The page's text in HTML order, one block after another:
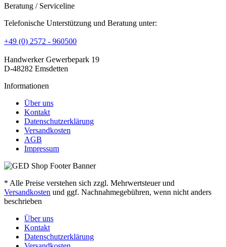
Beratung / Serviceline
Telefonische Unterstützung und Beratung unter:
+49 (0) 2572 - 960500
Handwerker Gewerbepark 19
D-48282 Emsdetten
Informationen
Über uns
Kontakt
Datenschutzerklärung
Versandkosten
AGB
Impressum
* Alle Preise verstehen sich zzgl. Mehrwertsteuer und
Versandkosten und ggf. Nachnahmegebühren, wenn nicht anders
beschrieben
Über uns
Kontakt
Datenschutzerklärung